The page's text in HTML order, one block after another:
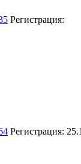
Регистрация:
Регистрация: